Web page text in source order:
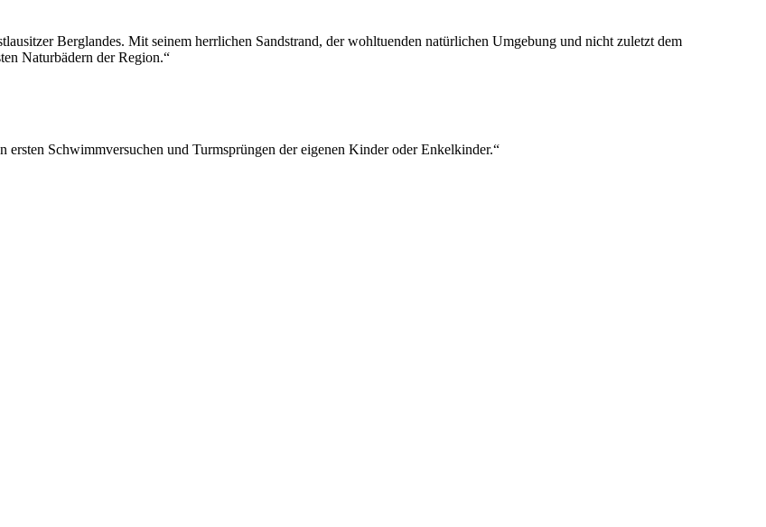
Berglandes. Mit seinem herrlichen Sandstrand, der wohltuenden natürlichen Umgebung und nicht zuletzt dem
Naturbädern der Region.“
ersten Schwimmversuchen und Turmsprüngen der eigenen Kinder oder Enkelkinder.“